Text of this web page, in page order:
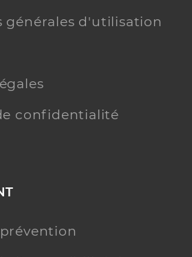
générales d'utilisation
confidentialité